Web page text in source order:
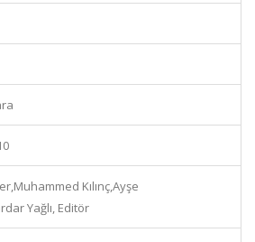
Kılınç,Ayşe
Yağlı, Editör